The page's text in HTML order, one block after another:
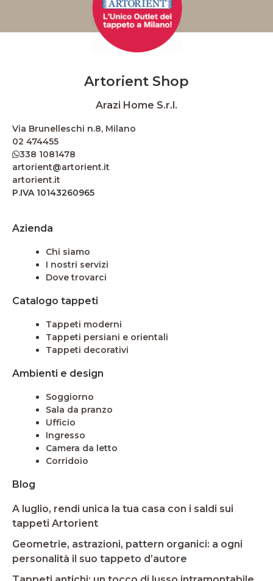
Artorient Shop
Arazi Home S.r.l.
Via Brunelleschi n.8, Milano
02 474455
338 1081478
artorient@artorient.it
artorient.it
P.IVA 10143260965
Azienda
Chi siamo
I nostri servizi
Dove trovarci
Catalogo tappeti
Tappeti moderni
Tappeti persiani e orientali
Tappeti decorativi
Ambienti e design
Soggiorno
Sala da pranzo
Ufficio
Ingresso
Camera da letto
Corridoio
Blog
A luglio, rendi unica la tua casa con i saldi sui
tappeti Artorient
Geometrie, astrazioni, pattern organici: a ogni
personalità il suo tappeto d’autore